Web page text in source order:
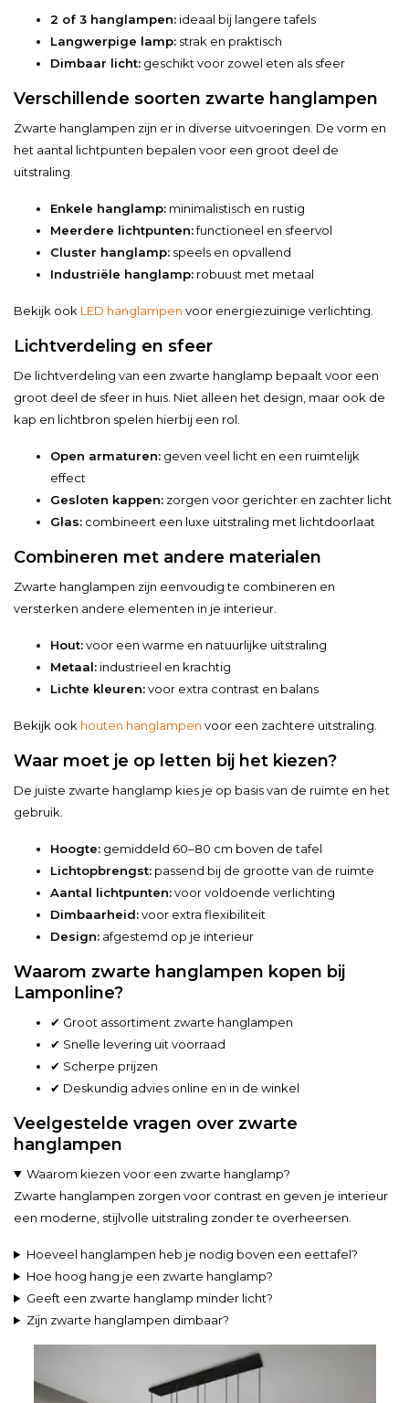
2 of 3 hanglampen: ideaal bij langere tafels
Langwerpige lamp: strak en praktisch
Dimbaar licht: geschikt voor zowel eten als sfeer
Verschillende soorten zwarte hanglampen
Zwarte hanglampen zijn er in diverse uitvoeringen. De vorm en
het aantal lichtpunten bepalen voor een groot deel de
uitstraling.
Enkele hanglamp: minimalistisch en rustig
Meerdere lichtpunten:functioneel en sfeervol
Cluster hanglamp: speels en opvallend
Industriële hanglamp: robuust met metaal
Bekijk ook LED hanglampen voor energiezuinige verlichting.
Lichtverdeling en sfeer
De lichtverdeling van een zwarte hanglamp bepaalt voor een
groot deel de sfeer in huis. Niet alleen het design, maar ook de
kap en lichtbron spelen hierbij een rol.
Open armaturen: geven veel licht en een ruimtelijk
effect
Gesloten kappen: zorgen voor gerichter en zachter licht
Glas: combineert een luxe uitstraling met lichtdoorlaat
Combineren met andere materialen
Zwarte hanglampen zijn eenvoudig te combineren en
versterken andere elementen in je interieur.
Hout:voor een warme en natuurlijke uitstraling
Metaal: industrieel en krachtig
Lichte kleuren:voor extra contrast en balans
Bekijk ook houten hanglampen voor een zachtere uitstraling.
Waar moet je op letten bij het kiezen?
De juiste zwarte hanglamp kies je op basis van de ruimte en het
gebruik.
Hoogte: gemiddeld 60–80 cm boven de tafel
Lichtopbrengst: passend bij de grootte van de ruimte
Aantal lichtpunten:voor voldoende verlichting
Dimbaarheid:voor extra flexibiliteit
Design: afgestemd op je interieur
Waarom zwarte hanglampen kopen bij
Lamponline?
✔ Groot assortiment zwarte hanglampen
✔ Snelle levering uit voorraad
✔ Scherpe prijzen
✔ Deskundig advies online en in de winkel
Veelgestelde vragen over zwarte
hanglampen
Waarom kiezen voor een zwarte hanglamp?
Zwarte hanglampen zorgen voor contrast en geven je interieur
een moderne, stijlvolle uitstraling zonder te overheersen.
Hoeveel hanglampen heb je nodig boven een eettafel?
Hoe hoog hang je een zwarte hanglamp?
Geeft een zwarte hanglamp minder licht?
Zijn zwarte hanglampen dimbaar?